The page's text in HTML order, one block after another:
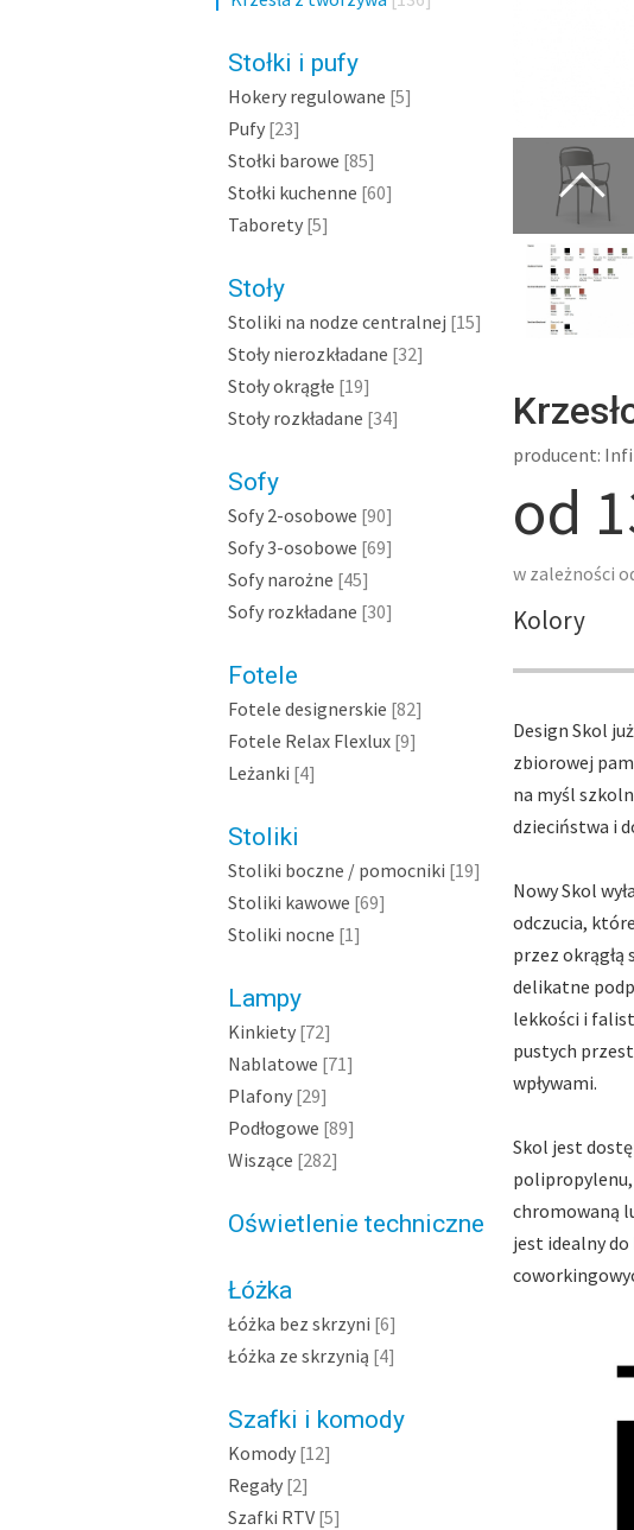
Stołki i pufy
Hokery regulowane [5]
Pufy [23]
Stołki barowe [85]
Stołki kuchenne [60]
Taborety [5]
Stoły
Stoliki na nodze centralnej [15]
Stoły nierozkładane [32]
Stoły okrągłe [19]
Stoły rozkładane [34]
Sofy
Sofy 2-osobowe [90]
Sofy 3-osobowe [69]
Sofy narożne [45]
Sofy rozkładane [30]
Fotele
Fotele designerskie [82]
Fotele Relax Flexlux [9]
Leżanki [4]
Stoliki
Stoliki boczne / pomocniki [19]
Stoliki kawowe [69]
Stoliki nocne [1]
Lampy
Kinkiety [72]
Nablatowe [71]
Plafony [29]
Podłogowe [89]
Wiszące [282]
Oświetlenie techniczne
Łóżka
Łóżka bez skrzyni [6]
Łóżka ze skrzynią [4]
Szafki i komody
Komody [12]
Regały [2]
Szafki RTV [5]
producent:
od
w zależności
Kolory
Design Skol
zbiorowej
na myśl
dzieciństwa i
Nowy Skol
odczucia,
przez
delikatne
lekkości i
pustych
wpływami.
Skol jest
chromowaną
jest idealny